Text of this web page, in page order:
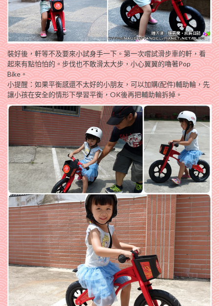
裝好後，軒等不及要來小試身手一下。第一次嚐試滑步車的軒，看
起來有點怕怕的。步伐也不敢滑太大步，小心翼翼的嚕著Pop
Bike。
小提醒：如果平衡感還不太好的小朋友，可以加購(配件)輔助輪，先
讓小孩在安全的情形下學習平衡，OK後再把輔助輪拆掉。